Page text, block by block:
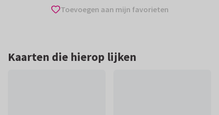
Toevoegen aan mijn favorieten
Kaarten die hierop lijken